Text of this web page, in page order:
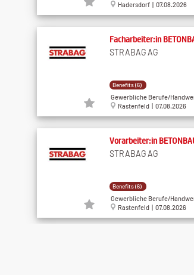
Hadersdorf | 07.08.2026
Facharbeiter:in
STRABAG AG
Benefits (6)
Gewerbliche Berufe/
Rastenfeld | 07.08.2026
Vorarbeiter:in
STRABAG AG
Benefits (6)
Gewerbliche Berufe/
Rastenfeld | 07.08.2026